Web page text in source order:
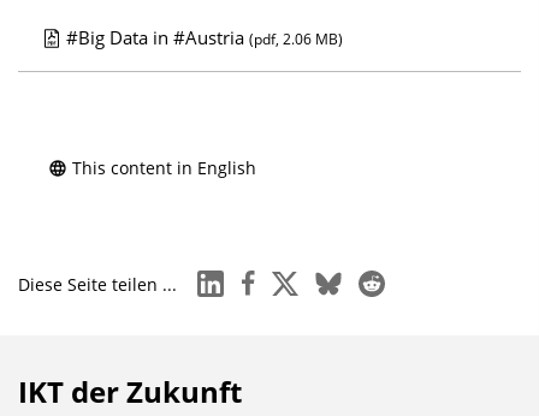
D
n
u
#Big Data in #Austria (pdf, 2.06 MB)
This content in English
Diese Seite teilen ... linkedinfacebook
x blueskyreddit
IKT der Zukunft